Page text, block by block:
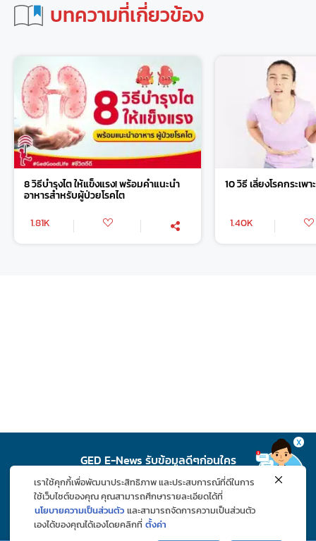
บทความที่เกี่ยวข้อง
8 วิธีบำรุงไต ให้แข็งแรง! พร้อมคำแนะนำ
อาหารสำหรับผู้ป่วยโรคไต
1.81K
10 วิธี เลี่ยงโรคกระเพา
1.40K
GED E-News รับข้อมูลดีๆก่อนใคร
X
เราใช้คุกกี้เพื่อพัฒนาประสิทธิภาพ และประสบการณ์ที่ดีในการ
ใช้เว็บไซต์ของคุณ คุณสามารถศึกษารายละเอียดได้ที่
นโยบายความเป็นส่วนตัว และสามารถจัดการความเป็นส่วนตัว
เองได้ของคุณได้เองโดยคลิกที่ ตั้งค่า